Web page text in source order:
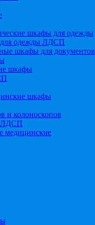
шкафы для одежды
одежды ЛДСП
шкафы для документов
шкафы
шкафы
и колоноскопов
ЛДСП
медицинские